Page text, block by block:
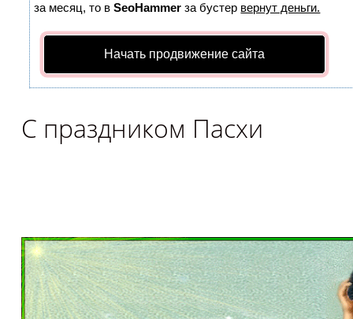
за месяц, то вSeoHammer за бустер вернут деньги.
Начать продвижение сайта
С праздником Пасхи